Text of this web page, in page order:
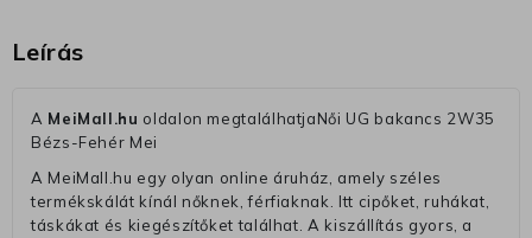
Leírás
A MeiMall.hu oldalon megtalálhatjaNői UG bakancs 2W35
Bézs-Fehér Mei
A MeiMall.hu egy olyan online áruház, amely széles
termékskálát kínál nőknek, férfiaknak. Itt cipőket, ruhákat,
táskákat és kiegészítőket találhat. A kiszállítás gyors, a